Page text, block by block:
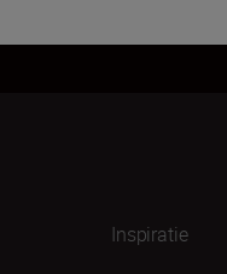
Inspiratie